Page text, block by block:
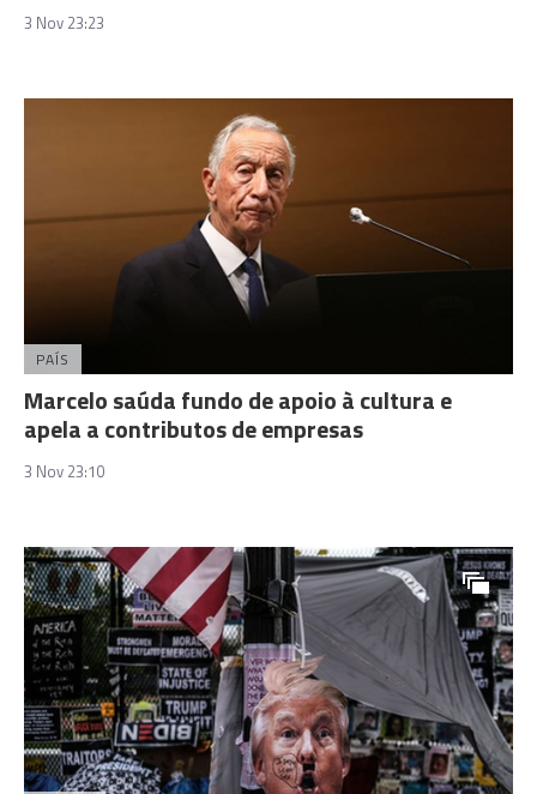
3 Nov 23:23
PAÍS
Marcelo saúda fundo de apoio à cultura e
apela a contributos de empresas
3 Nov 23:10